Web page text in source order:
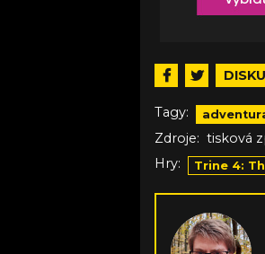
Tagy:
Zdroje: tisková
Hry:
Trine 4: